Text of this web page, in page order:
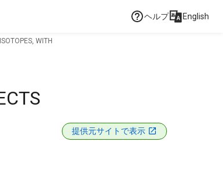
ヘルプ English
WITH
提供元サイトで表示